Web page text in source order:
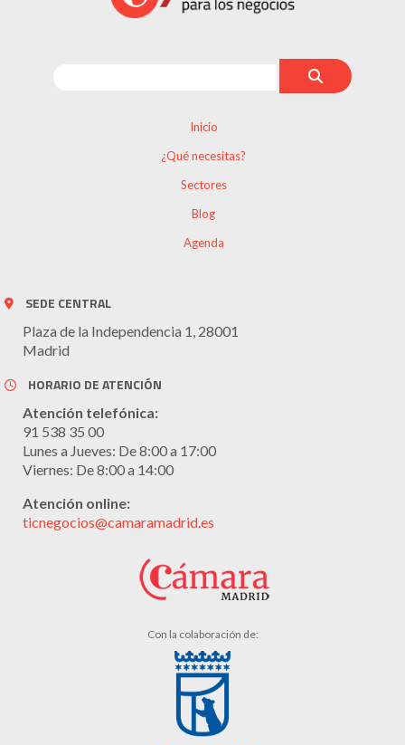
Inicio
¿Qué necesitas?
Sectores
Blog
Agenda
SEDE CENTRAL
Plaza de la Independencia 1, 28001
Madrid
HORARIO DE ATENCIÓN
Atención telefónica:
91 538 35 00
Lunes a Jueves: De 8:00 a 17:00
Viernes: De 8:00 a 14:00
Atención online:
ticnegocios@camaramadrid.es
Con la colaboración de: